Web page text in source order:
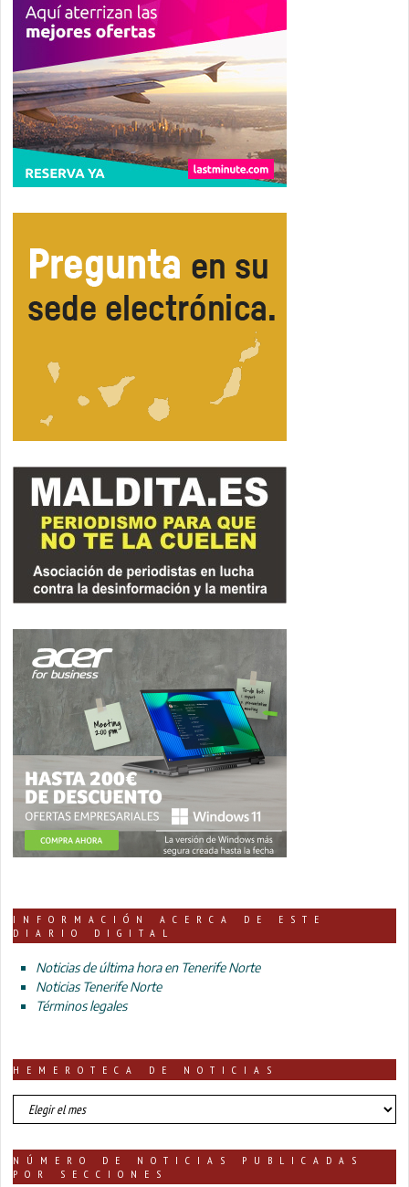
INFORMACIÓN ACERCA DE ESTE
DIARIO DIGITAL
Noticias de última hora en Tenerife Norte
Noticias Tenerife Norte
Términos legales
HEMEROTECA DE NOTICIAS
HEMEROTECA
DE
NÚMERO DE NOTICIAS PUBLICADAS
POR SECCIONES